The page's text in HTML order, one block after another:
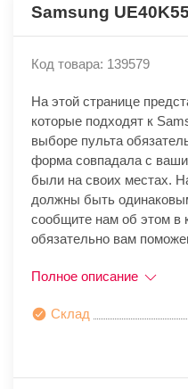
Samsung
Код товара: 139579
На этой странице
которые подходят к
выборе пульта
форма совпадала с
были на своих местах.
должны быть
сообщите нам об этом в
обязательно вам
Полное описание
Склад